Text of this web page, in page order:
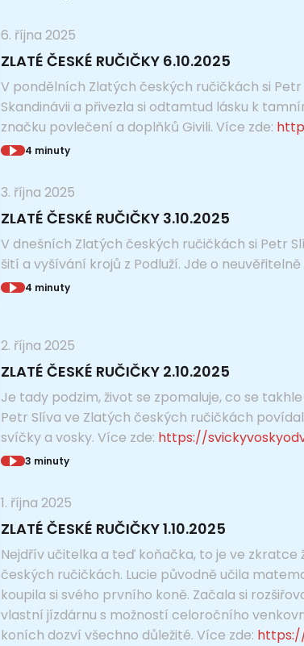
6. října 2025
ZLATÉ ČESKÉ RUČIČKY 6.10.2025
V pondělních Zlatých českých ručičkách si
Skandinávii a přivezla si odtamtud lásku k
značku povlečení a doplňků Givili. Více zde:
4 minuty
3. října 2025
ZLATÉ ČESKÉ RUČIČKY 3.10.2025
V dnešních Zlatých českých ručičkách si Petr
šití a vyšívání krojů z Podluží. Jde o
4 minuty
2. října 2025
ZLATÉ ČESKÉ RUČIČKY 2.10.2025
Je tady podzim, život se zpomaluje, co se
Petr Slíva ve Zlatých českých ručičkách
svíčky a vosky. Více zde: https://
3 minuty
1. října 2025
ZLATÉ ČESKÉ RUČIČKY 1.10.2025
Nejdřív učitelka a teď koňačka, to je ve
českých ručičkách. Lucie původně učila
koupila si svého prvního koně. Začala si
vlastní jízdárnu s možností celoročního
koních dozví všechno důležité. Více zde: